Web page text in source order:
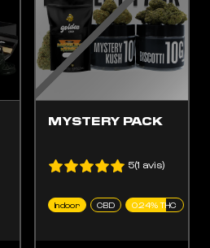
MYSTERY PACK
Indoor CBD 0.24% THC
5(1 avis)